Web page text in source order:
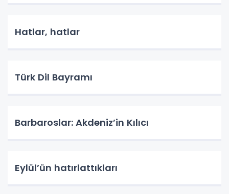
Hatlar, hatlar
Türk Dil Bayramı
Barbaroslar: Akdeniz’in Kılıcı
Eylül’ün hatırlattıkları